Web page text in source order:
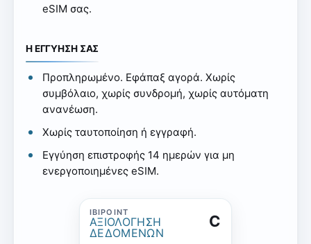
eSIM σας.
Η ΕΓΓΥΗΣΗ ΣΑΣ
Προπληρωμένο. Εφάπαξ αγορά. Χωρίς
συμβόλαιο, χωρίς συνδρομή, χωρίς αυτόματη
ανανέωση.
Χωρίς ταυτοποίηση ή εγγραφή.
Εγγύηση επιστροφής 14 ημερών για μη
ενεργοποιημένες eSIM.
ΑΞΙΟΛΌΓΗΣΗ
ΔΕΔΟΜΈΝΩΝ
C